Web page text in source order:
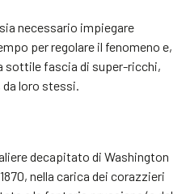
necessario impiegare
per regolare il fenomeno e,
sottile fascia di super-ricchi,
da loro stessi.
decapitato di Washington
nella carica dei corazzieri